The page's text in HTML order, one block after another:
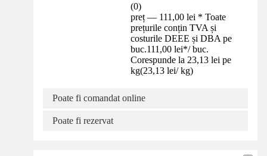
(0)
preț — 111,00 lei * Toate
prețurile conțin TVA și
costurile DEEE și DBA pe
buc.111,00 lei*/ buc.
Corespunde la 23,13 lei pe
kg(23,13 lei/ kg)
Poate fi comandat online
Poate fi rezervat